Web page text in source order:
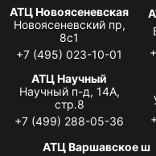
АТЦ Новоясеневская
Новоясеневский пр,
8с1
+7 (495) 023-10-01
АТЦ Научный
Научный п-д, 14А,
стр.8
+7 (499) 288-05-36
АТЦ Варшавское ш